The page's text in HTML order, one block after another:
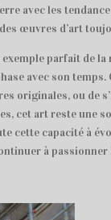
avec les
œuvres d’art
parfait de la
avec son temps.
originales, ou de
cet art reste une
cette capacité à
à passionner